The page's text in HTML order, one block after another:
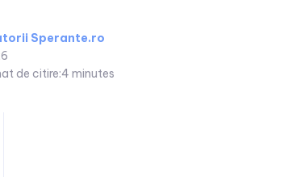
Sperante.ro
de citire:4 minutes